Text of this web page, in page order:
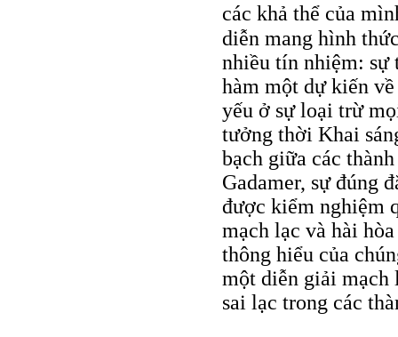
các khả thể của
diễn mang hình
nhiều tín nhiệm: sự
hàm một dự kiến
yếu ở sự loại trừ
tưởng thời Khai
bạch giữa các
Gadamer, sự đúng
được kiểm nghiệm
mạch lạc và hài
thông hiểu của
một diễn giải mạch
sai lạc trong các